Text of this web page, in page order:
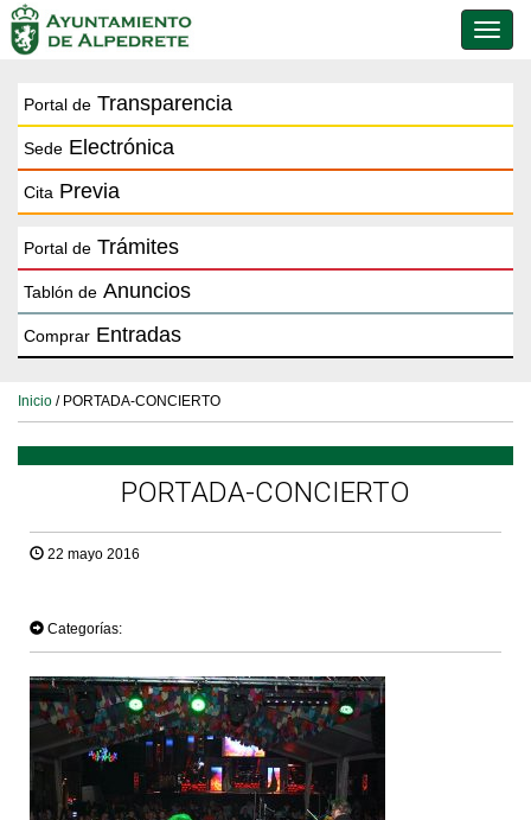
de
Portal de Transparencia
Sede Electrónica
Cita Previa
Portal de Trámites
Tablón de Anuncios
Comprar Entradas
Inicio / PORTADA-CONCIERTO
PORTADA-CONCIERTO
22 mayo 2016
Categorías: